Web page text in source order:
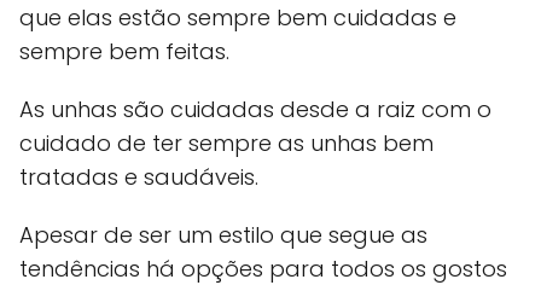
que elas estão sempre bem cuidadas e
sempre bem feitas.
As unhas são cuidadas desde a raiz com o
cuidado de ter sempre as unhas bem
tratadas e saudáveis.
Apesar de ser um estilo que segue as
tendências há opções para todos os gostos